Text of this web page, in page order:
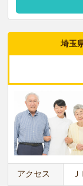
埼玉
アクセス